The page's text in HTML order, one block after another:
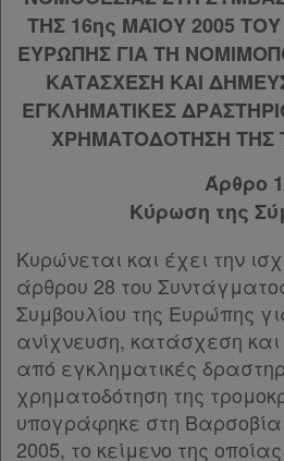
Πολιτική
απορρήτου
και
cookies
Συνδρομής
Ατομική
συνδρομή
Ομαδικά
Άρθρο 20 [-]
Παρ.1
Παρ.2
Παρ.3
Παρ.4
Παρ.1
Παρ.2
Παρ.4
Παρ.5
Παρ.6
Παρ.7
Παρ.8
Παρ.9
Άρθρο 22 [-]
ΤΗΣ 16ης ΜΑΪΟΥ 2005
ΕΥΡΩΠΗΣ ΓΙΑ ΤΗ
ΚΑΤΑΣΧΕΣΗ ΚΑΙ
ΕΓΚΛΗΜΑΤΙΚΕΣ
ΧΡΗΜΑΤΟΔΟΤΗΣΗ ΤΗΣ
Άρθρο 1
Κύρωση της
Κυρώνεται και έχει την
άρθρου 28 του
Συμβουλίου της Ευρώπης
ανίχνευση, κατάσχεση
από εγκληματικές
χρηματοδότηση της
υπογράφηκε στη Βαρσοβία
2005, το κείμενο της